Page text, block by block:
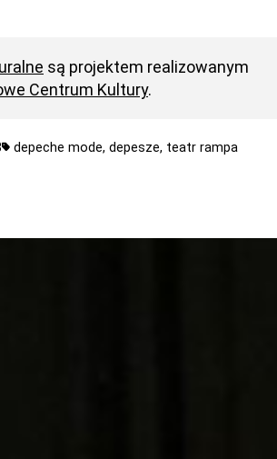
są projektem realizowanym
Centrum Kultury.
depeche mode,depesze, teatr rampa